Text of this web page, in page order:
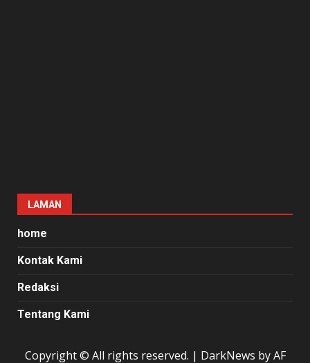
LAMAN
home
Kontak Kami
Redaksi
Tentang Kami
Copyright © All rights reserved. | DarkNews by AF